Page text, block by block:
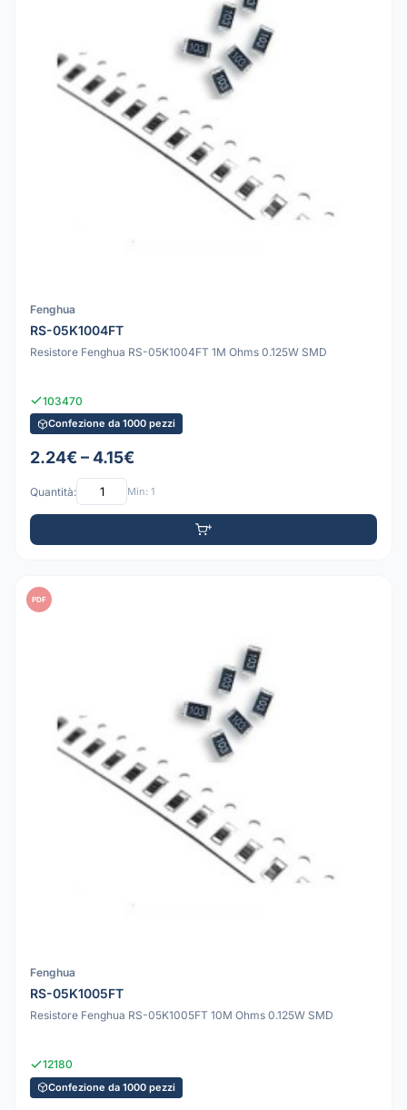
Fenghua
RS-05K1004FT
Resistore Fenghua RS-05K1004FT 1M Ohms 0.125W SMD
103470
Confezione da 1000 pezzi
2.24€ – 4.15€
Quantità: Min: 1
PDF
Fenghua
RS-05K1005FT
Resistore Fenghua RS-05K1005FT 10M Ohms 0.125W SMD
12180
Confezione da 1000 pezzi